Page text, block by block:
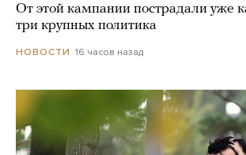
От этой кампании пострадали уже
три крупных политика
НОВОСТИ 16 часов назад